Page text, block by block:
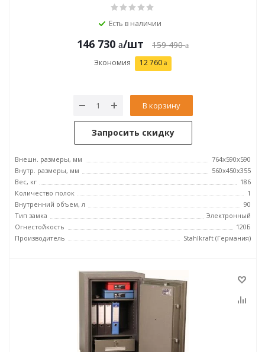
Есть в наличии
146 730 /шт 159 490
Экономия 12 760
В корзину
Запросить скидку
Внешн. размеры, мм
764x590x590
Внутр. размеры, мм
560x450x355
Вес, кг
186
Количество полок
1
Внутренний объем, л
90
Тип замка
Электронный
Огнестойкость
120Б
Производитель
Stahlkraft (Германия)